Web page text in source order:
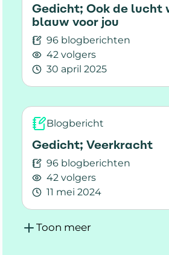
Gedicht; Ook de lucht
blauw voor jou
96 blogberichten
42 volgers
30 april 2025
Lees meer over Gedicht;
Blogbericht
Gedicht; Veerkracht
96 blogberichten
42 volgers
11 mei 2024
Lees meer over Gedicht;
Toon meer